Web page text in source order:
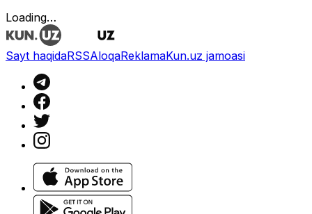
Loading…
Sayt haqidaRSSAloqaReklamaKun.uz jamoasi